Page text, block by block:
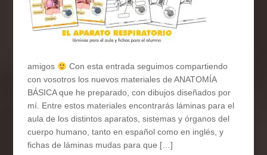
amigos
Con esta entrada seguimos compartiendo
con vosotros los nuevos materiales de ANATOMÍA
BÁSICA que he preparado, con dibujos diseñados por
mí. Entre estos materiales encontrarás láminas para el
aula de los distintos aparatos, sistemas y órganos del
cuerpo humano, tanto en español como en inglés, y
fichas de láminas mudas para que […]